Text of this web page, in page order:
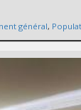
général,